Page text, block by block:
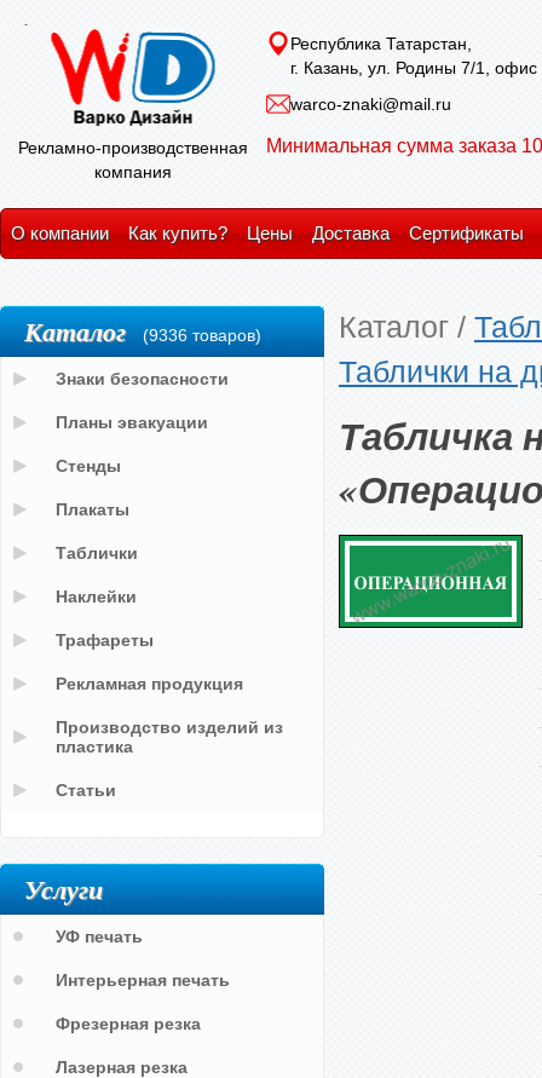
Рекламно-производственная
компания
Республика Татарстан,
г. Казань, ул. Родины 7/1, офис
warco-znaki@mail.ru
Минимальная сумма заказа
О компании Как купить? Цены Доставка Сертификаты
Каталог /
Таблички на
Табличка
Каталог (9336 товаров)
Знаки безопасности
Планы эвакуации
Стенды
Плакаты
Таблички
Наклейки
Трафареты
Рекламная продукция
Производство изделий из
пластика
Статьи
Услуги
УФ печать
Интерьерная печать
Фрезерная резка
Лазерная резка